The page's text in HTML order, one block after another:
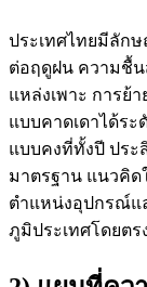
ประเทศไทยมีลัก
ต่อฤดูฝน ความชื้
แหล่งเพาะ การย้
แบบคาดเดาได้ร
แบบคงที่ทั้งปี ปร
มาตรฐาน แนวคิด
ตำแหน่งอุปกรณ์แ
ภูมิประเทศโดยตร